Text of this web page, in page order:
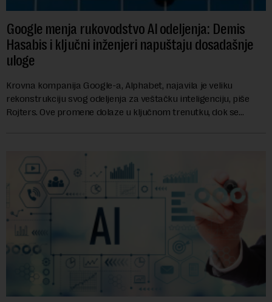
Google menja rukovodstvo AI odeljenja: Demis
Hasabis i ključni inženjeri napuštaju dosadašnje
uloge
Krovna kompanija Google-a, Alphabet, najavila je veliku
rekonstrukciju svog odeljenja za veštačku inteligenciju, piše
Rojters. Ove promene dolaze u ključnom trenutku, dok se